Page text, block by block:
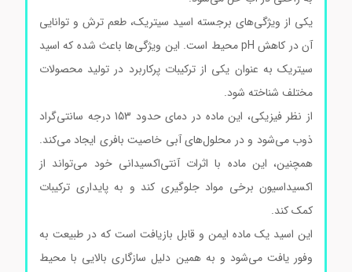
یکی از ویژگی‌های برجسته اسید سیتریک، طعم ترش و توانایی
آن در کاهش pH محیط است. این ویژگی‌ها باعث شده که اسید
سیتریک به عنوان یکی از ترکیبات پرکاربرد در تولید محصولات
مختلف شناخته شود.
از نظر فیزیکی، این ماده در دمای حدود 153 درجه سانتی‌گراد
ذوب می‌شود و در محلول‌های آبی خاصیت بافری ایجاد می‌کند.
همچنین، این ماده با اثرات آنتی‌اکسیدانی خود می‌تواند از
اکسیداسیون برخی مواد جلوگیری کند و به پایداری ترکیبات
کمک کند.
این اسید یک ماده ایمن و قابل بازیافت است که در طبیعت به
وفور یافت می‌شود و به همین دلیل سازگاری بالایی با محیط